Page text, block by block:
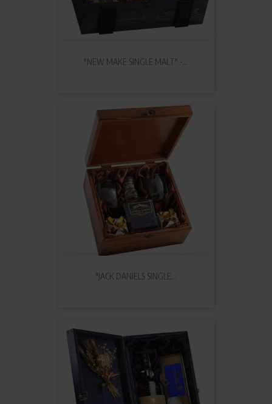
"NEW MAKE SINGLE MALT" -...
"JACK DANIELS SINGLE...